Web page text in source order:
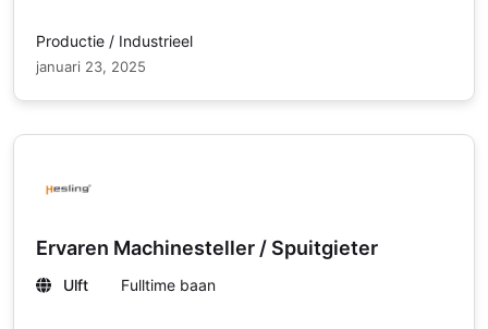
Productie / Industrieel
januari 23, 2025
Ervaren Machinesteller / Spuitgieter
Ulft Fulltime baan